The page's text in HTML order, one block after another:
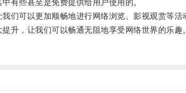
些甚至是免费提供给用户使用的。
可以更加顺畅地进行网络浏览、影视观赏等活
，让我们可以畅通无阻地享受网络世界的乐趣